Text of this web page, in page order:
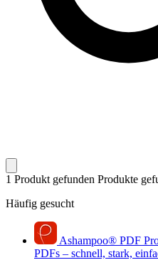
1 Produkt gefunden Produkte
Häufig gesucht
Ashampoo® PDF
PDFs – schnell, stark,